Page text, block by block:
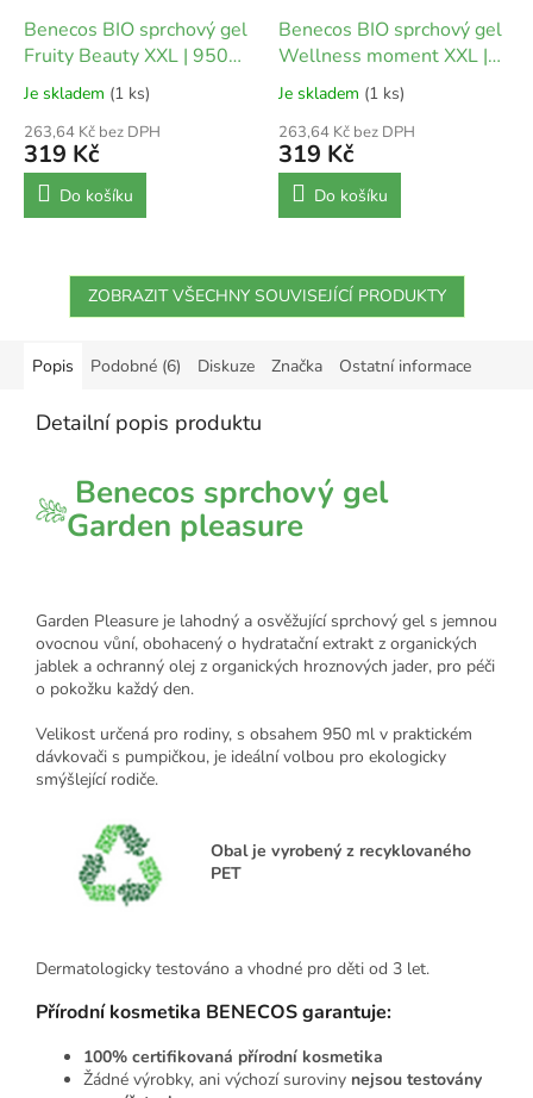
Benecos BIO sprchový gel
Fruity Beauty XXL | 950
ml
Je skladem (1 ks)
263,64 Kč bez DPH
319 Kč
Do košíku
Benecos BIO sprchový gel
Wellness moment XXL |
950 ml
Je skladem (1 ks)
263,64 Kč bez DPH
319 Kč
Do košíku
ZOBRAZIT VŠECHNY SOUVISEJÍCÍ PRODUKTY
Popis Podobné (6) Diskuze Značka Ostatní informace
Detailní popis produktu
Benecos sprchový gel
Garden pleasure
Garden Pleasure je lahodný a osvěžující sprchový gel s jemnou
ovocnou vůní, obohacený o hydratační extrakt z organických
jablek a ochranný olej z organických hroznových jader, pro péči
o pokožku každý den.
Velikost určená pro rodiny, s obsahem 950 ml v praktickém
dávkovači s pumpičkou, je ideální volbou pro ekologicky
smýšlející rodiče.
Obal je vyrobený z recyklovaného
PET
Dermatologicky testováno a vhodné pro děti od 3 let.
Přírodní kosmetika BENECOS garantuje:
100% certifikovaná přírodní kosmetika
Žádné výrobky, ani výchozí suroviny nejsou testovány